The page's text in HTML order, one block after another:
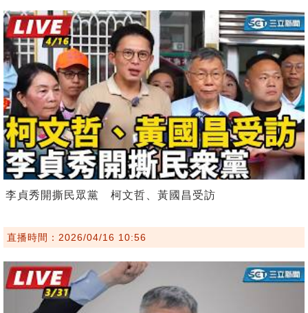
李貞秀開撕民眾黨 柯文哲、黃國昌受訪
直播時間：2026/04/16 10:56